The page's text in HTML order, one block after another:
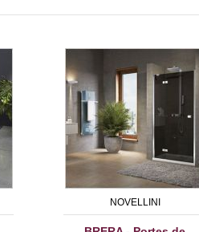
NOVELLINI